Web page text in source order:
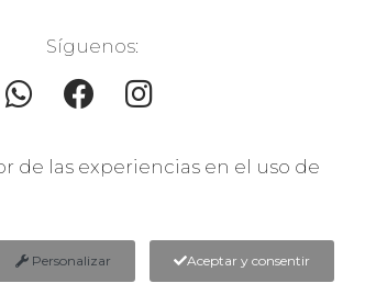
0
Síguenos:
de las experiencias en el uso de
Personalizar Aceptar y consentir